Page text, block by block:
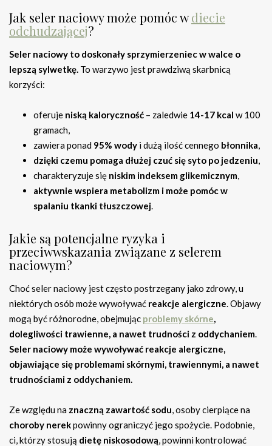
Jak seler naciowy może pomóc wdiecie
odchudzającej?
Seler naciowy to doskonały sprzymierzeniec w walce o
lepszą sylwetkę. To warzywo jest prawdziwą skarbnicą
korzyści:
oferuje niską kaloryczność – zaledwie 14-17 kcal w 100
gramach,
zawiera ponad 95% wody i dużą ilość cennego błonnika,
dzięki czemu pomaga dłużej czuć się syto po jedzeniu,
charakteryzuje się niskim indeksem glikemicznym,
aktywnie wspiera metabolizm i może pomóc w
spalaniu tkanki tłuszczowej.
Jakie są potencjalne ryzyka i
przeciwwskazania związane z selerem
naciowym?
Choć seler naciowy jest często postrzegany jako zdrowy, u
niektórych osób może wywoływać reakcje alergiczne. Objawy
mogą być różnorodne, obejmując problemy skórne,
dolegliwości trawienne, a nawet trudności z oddychaniem.
Seler naciowy może wywoływać reakcje alergiczne,
objawiające się problemami skórnymi, trawiennymi, a nawet
trudnościami z oddychaniem.
Ze względu na znaczną zawartość sodu, osoby cierpiące na
choroby nerekpowinny ograniczyć jego spożycie. Podobnie,
ci, którzy stosują dietę niskosodową, powinni kontrolować